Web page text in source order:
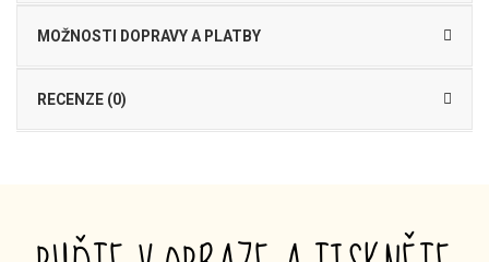
MOŽNOSTI DOPRAVY A PLATBY
RECENZE (0)